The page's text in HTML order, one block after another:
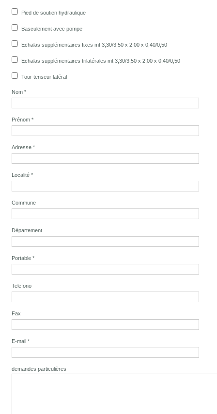
Pied de soutien hydraulique
Basculement avec pompe
Echalas supplémentaires fixes mt 3,30/3,50 x 2,00 x 0,40/0,50
Echalas supplémentaires trilatérales mt 3,30/3,50 x 2,00 x 0,40/0,50
Tour tenseur latéral
Nom*
Prénom*
Adresse*
Localité*
Commune
Département
Portable*
Telefono
Fax
E-mail*
demandes particulières